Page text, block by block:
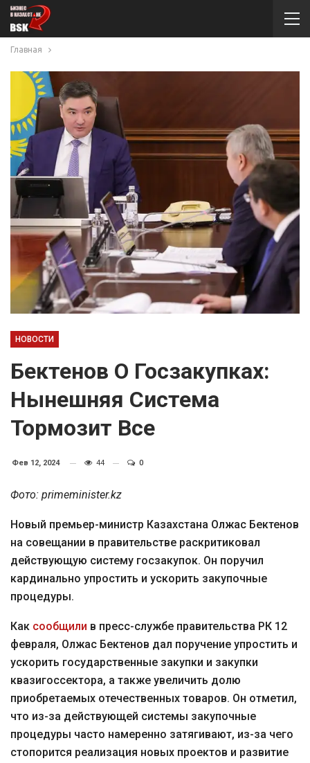
Главная
НОВОСТИ
Бектенов О Госзакупках:
Нынешняя Система
Тормозит Все
Фев 12, 2024 44 0
Фото: primeminister.kz
Новый премьер-министр Казахстана Олжас Бектенов
на совещании в правительстве раскритиковал
действующую систему госзакупок. Он поручил
кардинально упростить и ускорить закупочные
процедуры.
Как сообщили в пресс-службе правительства РК 12
февраля, Олжас Бектенов дал поручение упростить и
ускорить государственные закупки и закупки
квазигоссектора, а также увеличить долю
приобретаемых отечественных товаров. Он отметил,
что из-за действующей системы закупочные
процедуры часто намеренно затягивают, из-за чего
стопорится реализация новых проектов и развитие